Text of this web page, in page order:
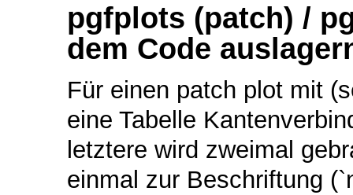
pgfplots (patch) /
dem Code
Für einen patch plot mit
eine Tabelle
letztere wird zweimal
einmal zur Beschriftung